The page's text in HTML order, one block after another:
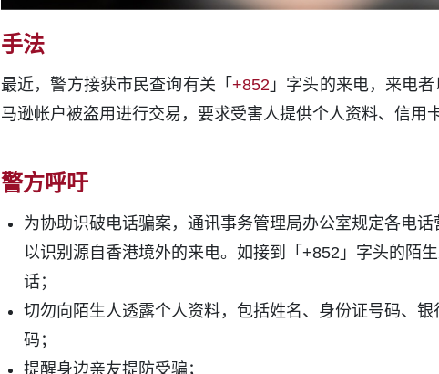
手法
最近，警方接获市民查询有关「 +852 」字头的来电，来电
马逊帐户被盗用进行交易，要求受害人提供个人资料、信用
警方呼吁
为协助识破电话骗案，通讯事务管理局办公室规定各电
以识别源自香港境外的来电。如接到「+852」字头的陌
话；
切勿向陌生人透露个人资料，包括姓名、身份证号码、
码；
提醒身边亲友提防受骗；